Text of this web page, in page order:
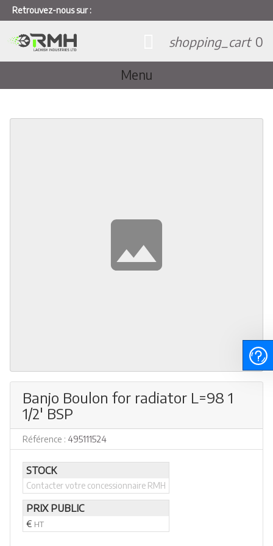
Retrouvez-nous sur :
Menu
shopping_cart 0
Banjo Boulon for radiator L=98 1
1/2' BSP
Référence : 495111524
STOCK
Contacter votre concessionnaire RMH
PRIX PUBLIC
€ HT